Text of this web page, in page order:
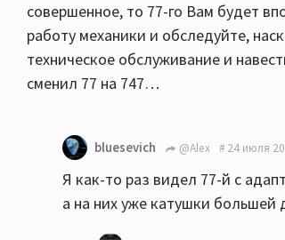
совершенное, то 77-го Вам будет
работу механики и обследуйте,
техническое обслуживание и
сменил 77 на 747…
bluesevich @Alex 24 июля
Я как-то раз видел 77-й с
а на них уже катушки большей